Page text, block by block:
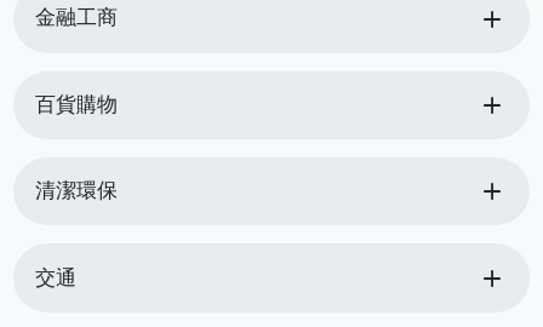
金融工商 add
百貨購物 add
清潔環保 add
交通 add